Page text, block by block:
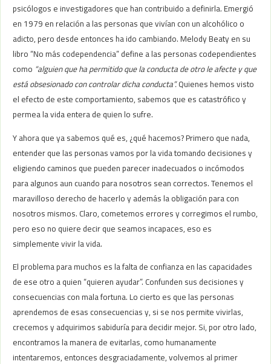
psicólogos e investigadores que han contribuido a definirla. Emergió
en 1979 en relación a las personas que vivían con un alcohólico o
adicto, pero desde entonces ha ido cambiando. Melody Beaty en su
libro “No más codependencia” define a las personas codependientes
como “alguien que ha permitido que la conducta de otro le afecte y que
está obsesionado con controlar dicha conducta”.Quienes hemos visto
el efecto de este comportamiento, sabemos que es catastrófico y
permea la vida entera de quien lo sufre.
Y ahora que ya sabemos qué es, ¿qué hacemos? Primero que nada,
entender que las personas vamos por la vida tomando decisiones y
eligiendo caminos que pueden parecer inadecuados o incómodos
para algunos aun cuando para nosotros sean correctos. Tenemos el
maravilloso derecho de hacerlo y además la obligación para con
nosotros mismos. Claro, cometemos errores y corregimos el rumbo,
pero eso no quiere decir que seamos incapaces, eso es
simplemente vivir la vida.
El problema para muchos es la falta de confianza en las capacidades
de ese otro a quien “quieren ayudar”. Confunden sus decisiones y
consecuencias con mala fortuna. Lo cierto es que las personas
aprendemos de esas consecuencias y, si se nos permite vivirlas,
crecemos y adquirimos sabiduría para decidir mejor. Si, por otro lado,
encontramos la manera de evitarlas, como humanamente
intentaremos, entonces desgraciadamente, volvemos al primer